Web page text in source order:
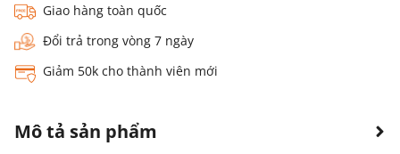
Giao hàng toàn quốc
Đổi trả trong vòng 7 ngày
Giảm 50k cho thành viên mới
Mô tả sản phẩm